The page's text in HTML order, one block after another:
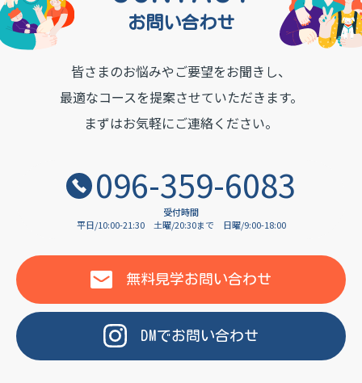
お問い合わせ
皆さまのお悩みやご要望をお聞きし、
最適なコースを提案させていただきます。
まずはお気軽にご連絡ください。
096-359-6083
受付時間
平日/10:00-21:30
土曜/20:30まで 日曜/9:00-18:00
無料見学お問い合わせ
DMでお問い合わせ